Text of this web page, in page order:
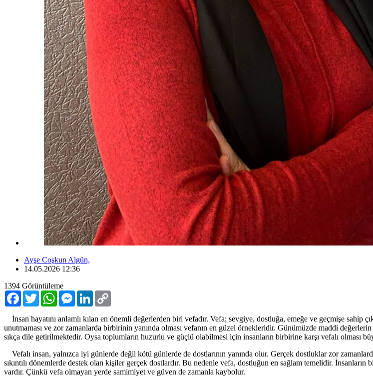
Ayşe Coşkun Algün,
14.05.2026 12:36
1394 Görüntüleme
Facebook
TwitterWhatsAppMessenger
LinkedIn
İnsan hayatını anlamlı kılan en önemli değerlerden biri vefadır. Vefa; sevgiye, dostluğa, emeğe ve geçmişe sahip
unutmaması ve zor zamanlarda birbirinin yanında olması vefanın en güzel örnekleridir. Günümüzde maddi
sıkça dile getirilmektedir. Oysa toplumların huzurlu ve güçlü olabilmesi için insanların birbirine karşı vefalı olması
Vefalı insan, yalnızca iyi günlerde değil kötü günlerde de dostlarının yanında olur. Gerçek dostluklar zor
sıkıntılı dönemlerde destek olan kişiler gerçek dostlardır. Bu nedenle vefa, dostluğun en sağlam temelidir.
vardır. Çünkü vefa olmayan yerde samimiyet ve güven de zamanla kaybolur.